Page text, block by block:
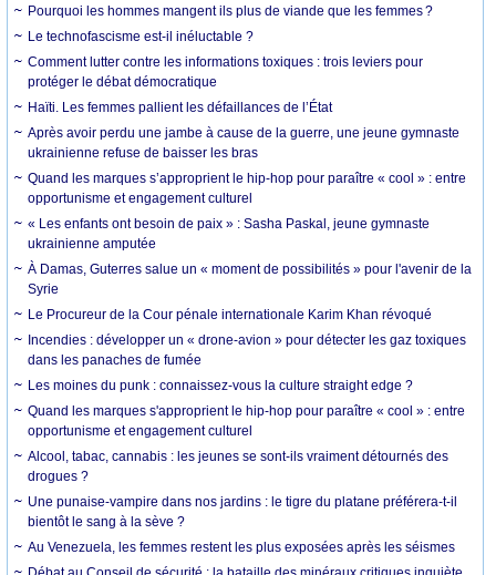
Pourquoi les hommes mangent ils plus de viande que les femmes ?
Le technofascisme est-il inéluctable ?
Comment lutter contre les informations toxiques : trois leviers pour
protéger le débat démocratique
Haïti. Les femmes pallient les défaillances de l’État
Après avoir perdu une jambe à cause de la guerre, une jeune gymnaste
ukrainienne refuse de baisser les bras
Quand les marques s’approprient le hip-hop pour paraître « cool » : entre
opportunisme et engagement culturel
« Les enfants ont besoin de paix » : Sasha Paskal, jeune gymnaste
ukrainienne amputée
À Damas, Guterres salue un « moment de possibilités » pour l'avenir de la
Syrie
Le Procureur de la Cour pénale internationale Karim Khan révoqué
Incendies : développer un « drone-avion » pour détecter les gaz toxiques
dans les panaches de fumée
Les moines du punk : connaissez-vous la culture straight edge ?
Quand les marques s'approprient le hip-hop pour paraître « cool » : entre
opportunisme et engagement culturel
Alcool, tabac, cannabis : les jeunes se sont-ils vraiment détournés des
drogues ?
Une punaise-vampire dans nos jardins : le tigre du platane préférera-t-il
bientôt le sang à la sève ?
Au Venezuela, les femmes restent les plus exposées après les séismes